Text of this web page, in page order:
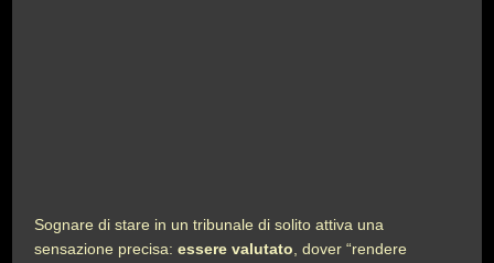
Sognare di stare in un tribunale di solito attiva una
sensazione precisa:essere valutato , dover “rendere